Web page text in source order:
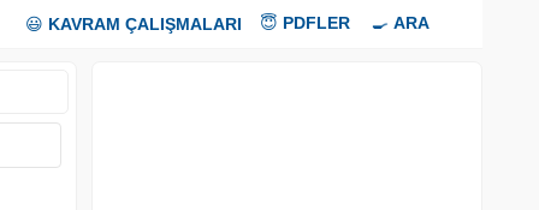
😃 KAVRAM ÇALIŞMALARI 😇 PDFLER 🍳 ARA